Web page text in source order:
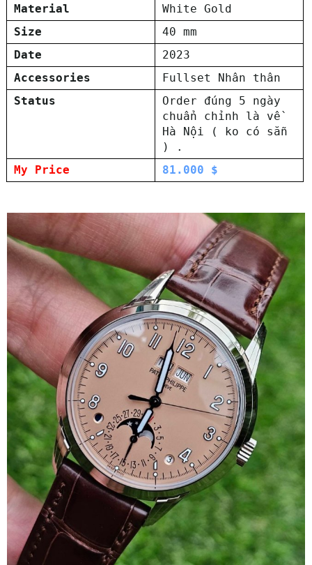
Material
White Gold
Size
40 mm
Date
2023
Accessories
Fullset Nhân thân
Status
Order đúng 5 ngày
chuẩn chỉnh là về
Hà Nội ( ko có sẵn
) .
My Price
81.000 $